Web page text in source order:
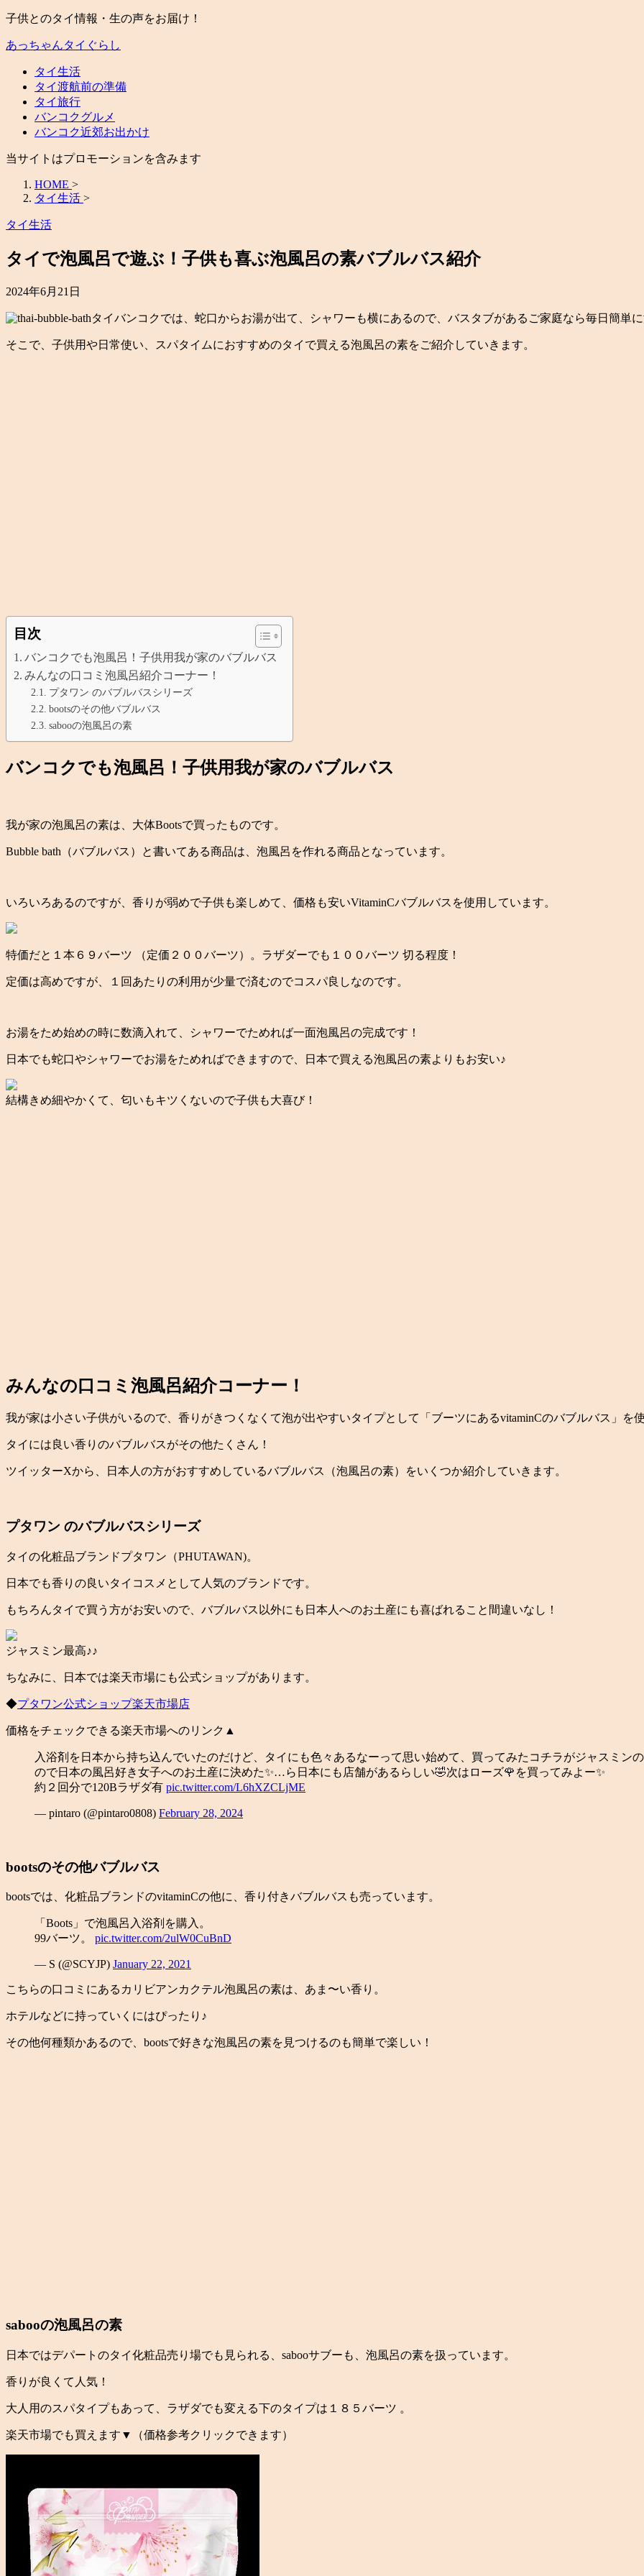
子供とのタイ情報・生の声をお届け！
あっちゃんタイぐらし
タイ生活
タイ渡航前の準備
タイ旅行
バンコクグルメ
バンコク近郊お出かけ
当サイトはプロモーションを含みます
HOME >
タイ生活 >
タイ生活
タイで泡風呂で遊ぶ！子供も喜ぶ泡風呂の素バブルバス紹介
2024年6月21日
タイバンコクでは、蛇口からお湯が出て、シャワーも横にあるので、バスタブがあるご家庭なら毎日簡単
そこで、子供用や日常使い、スパタイムにおすすめのタイで買える泡風呂の素をご紹介していきます。
目次
バンコクでも泡風呂！子供用我が家のバブルバス
みんなの口コミ泡風呂紹介コーナー！
プタワン のバブルバスシリーズ
bootsのその他バブルバス
sabooの泡風呂の素
バンコクでも泡風呂！子供用我が家のバブルバス
我が家の泡風呂の素は、大体Bootsで買ったものです。
Bubble bath（バブルバス）と書いてある商品は、泡風呂を作れる商品となっています。
いろいろあるのですが、香りが弱めで子供も楽しめて、価格も安いVitaminCバブルバスを使用しています。
特価だと１本６９バーツ （定価２００バーツ）。ラザダーでも１００バーツ 切る程度！
定価は高めですが、１回あたりの利用が少量で済むのでコスパ良しなのです。
お湯をため始めの時に数滴入れて、シャワーでためれば一面泡風呂の完成です！
日本でも蛇口やシャワーでお湯をためればできますので、日本で買える泡風呂の素よりもお安い♪
結構きめ細やかくて、匂いもキツくないので子供も大喜び！
みんなの口コミ泡風呂紹介コーナー！
我が家は小さい子供がいるので、香りがきつくなくて泡が出やすいタイプとして「ブーツにあるvitaminCのバブルバス 」を
タイには良い香りのバブルバスがその他たくさん！
ツイッターXから、日本人の方がおすすめしているバブルバス（泡風呂の素）をいくつか紹介していきます。
プタワン のバブルバスシリーズ
タイの化粧品ブランドプタワン（PHUTAWAN)。
日本でも香りの良いタイコスメとして人気のブランドです。
もちろんタイで買う方がお安いので、バブルバス以外にも日本人へのお土産にも喜ばれること間違いなし！
ジャスミン最高♪♪
ちなみに、日本では楽天市場にも公式ショップがあります。
◆プタワン公式ショップ楽天市場店
価格をチェックできる楽天市場へのリンク▲
入浴剤を日本から持ち込んでいたのだけど、タイにも色々あるなーって思い始めて、買ってみたコチラがジャスミン
ので日本の風呂好き女子へのお土産に決めた✨…ら日本にも店舗があるらしい🤣次はローズ🌹を買ってみよー✨
約２回分で120Bラザダ有 pic.twitter.com/L6hXZCLjME
— pintaro (@pintaro0808) February 28, 2024
bootsのその他バブルバス
bootsでは、化粧品ブランドのvitaminCの他に、香り付きバブルバスも売っています。
「Boots」で泡風呂入浴剤を購入。
99バーツ。 pic.twitter.com/2ulW0CuBnD
— S (@SCYJP) January 22, 2021
こちらの口コミにあるカリビアンカクテル泡風呂の素は、あま〜い香り。
ホテルなどに持っていくにはぴったり♪
その他何種類かあるので、bootsで好きな泡風呂の素を見つけるのも簡単で楽しい！
sabooの泡風呂の素
日本ではデパートのタイ化粧品売り場でも見られる、sabooサブーも、泡風呂の素を扱っています。
香りが良くて人気！
大人用のスパタイプもあって、ラザダでも変える下のタイプは１８５バーツ 。
楽天市場でも買えます▼（価格参考クリックできます）